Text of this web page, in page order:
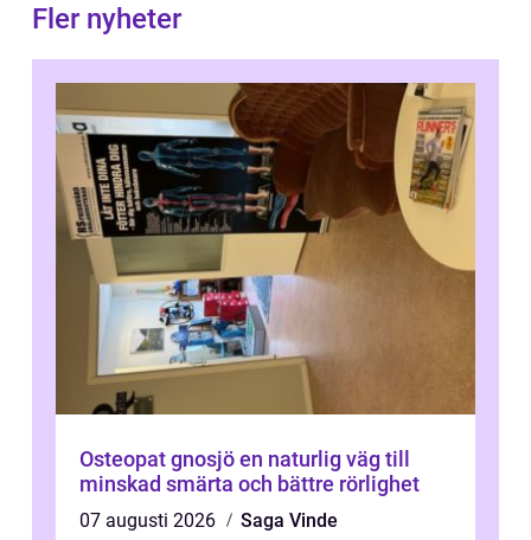
Fler nyheter
Osteopat gnosjö en naturlig väg till
minskad smärta och bättre rörlighet
07 augusti 2026
Saga Vinde